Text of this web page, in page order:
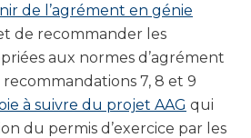
de l’agrément en génie
de recommander les
aux normes d’agrément
7, 8 et 9
à suivre du projet AAG qui
du permis d’exercice par les